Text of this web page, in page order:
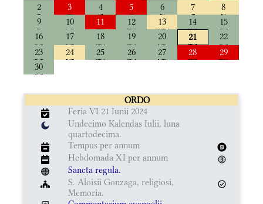
2
3 4 5 6 7
8
9
10 11 12 13 14
15
16
17 18 19 20 21
22
23
24 25 26 27 28
29
30
ORDO
Feria VI 21 Iunii 2024
Undecimo Kalendas Iulii, luna
quartodecima.
Tempus per annum
Hebdomada XI per annum
Sancta regula.
S. Aloisii Gonzaga, religiosi,
Memoria.